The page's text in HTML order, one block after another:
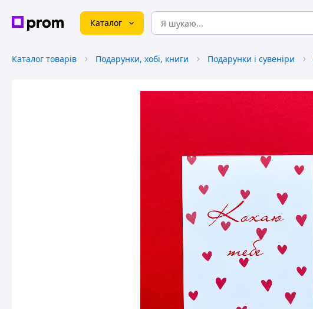
Каталог
Каталог товарів Подарунки, хобі, книги Подарунки і сувеніри